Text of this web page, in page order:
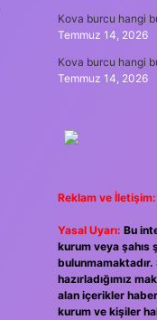
Kova burcu hangi
Temmuz 14, 2026
Kova burcu hangi
Temmuz 14, 2026
Reklam ve İletişim:
Yasal Uyarı: Bu
kurum veya şahıs
bulunmamaktadır.
hazırladığımız
alan içerikler
kurum ve kişiler